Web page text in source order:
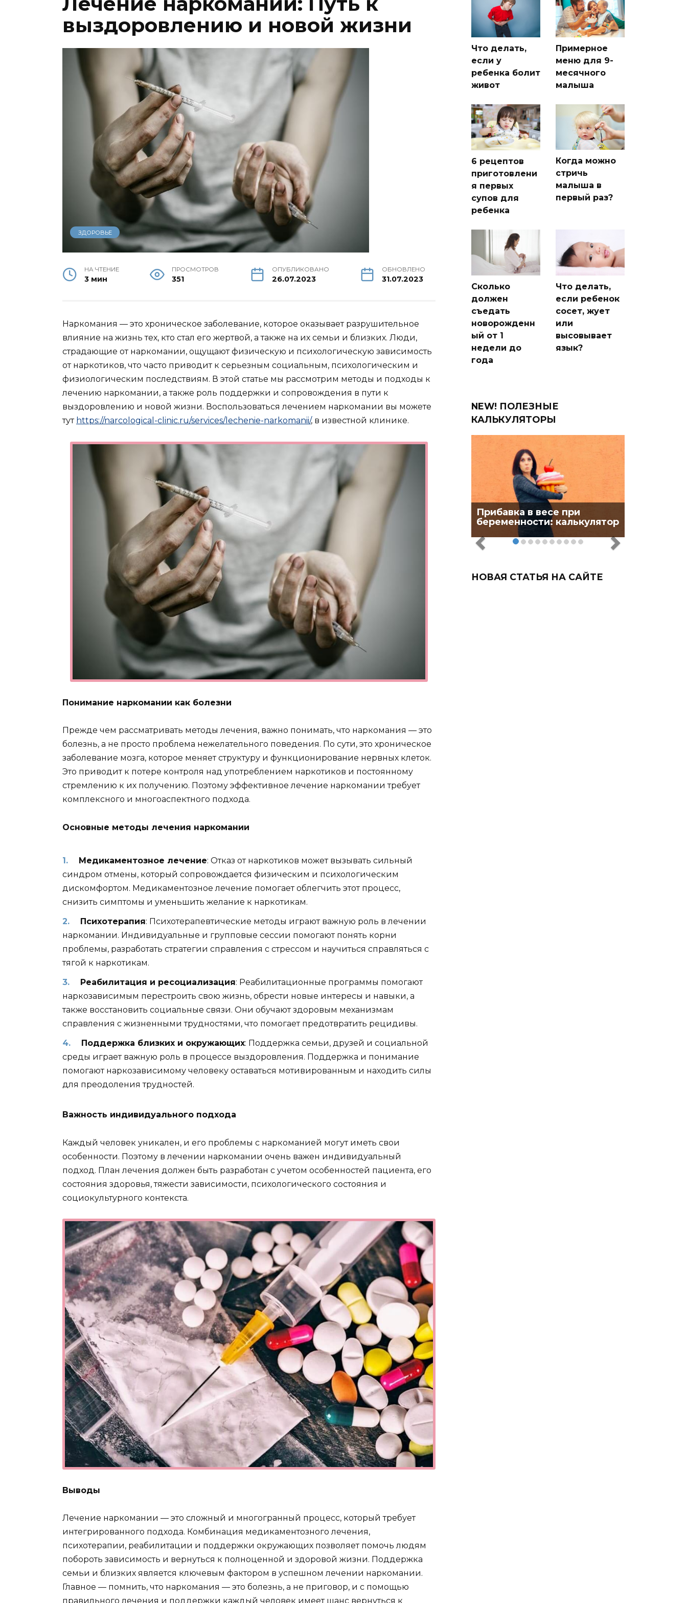
выздоровлению и новой жизни
ЗДОРОВЬЕ
НА ЧТЕНИЕ
3 мин
ПРОСМОТРОВ
351
ОПУБЛИКОВАНО
26.07.2023
ОБНОВЛЕНО
31.07.2023
Наркомания — это хроническое заболевание, которое оказывает разрушительное
влияние на жизнь тех, кто стал его жертвой, а также на их семьи и близких. Люди,
страдающие от наркомании, ощущают физическую и психологическую зависимость
от наркотиков, что часто приводит к серьезным социальным, психологическим и
физиологическим последствиям. В этой статье мы рассмотрим методы и подходы к
лечению наркомании, а также роль поддержки и сопровождения в пути к
выздоровлению и новой жизни. Воспользоваться лечением наркомании вы можете
тут https://narcological-clinic.ru/services/lechenie-narkomanii/, в известной клинике.
Понимание наркомании как болезни
Прежде чем рассматривать методы лечения, важно понимать, что наркомания — это
болезнь, а не просто проблема нежелательного поведения. По сути, это хроническое
заболевание мозга, которое меняет структуру и функционирование нервных клеток.
Это приводит к потере контроля над употреблением наркотиков и постоянному
стремлению к их получению. Поэтому эффективное лечение наркомании требует
комплексного и многоаспектного подхода.
Основные методы лечения наркомании
Медикаментозное лечение: Отказ от наркотиков может вызывать сильный
синдром отмены, который сопровождается физическим и психологическим
дискомфортом. Медикаментозное лечение помогает облегчить этот процесс,
снизить симптомы и уменьшить желание к наркотикам.
Психотерапия: Психотерапевтические методы играют важную роль в лечении
наркомании. Индивидуальные и групповые сессии помогают понять корни
проблемы, разработать стратегии справления с стрессом и научиться справляться с
тягой к наркотикам.
Реабилитация и ресоциализация: Реабилитационные программы помогают
наркозависимым перестроить свою жизнь, обрести новые интересы и навыки, а
также восстановить социальные связи. Они обучают здоровым механизмам
справления с жизненными трудностями, что помогает предотвратить рецидивы.
Поддержка близких и окружающих: Поддержка семьи, друзей и социальной
среды играет важную роль в процессе выздоровления. Поддержка и понимание
помогают наркозависимому человеку оставаться мотивированным и находить силы
для преодоления трудностей.
Важность индивидуального подхода
Каждый человек уникален, и его проблемы с наркоманией могут иметь свои
особенности. Поэтому в лечении наркомании очень важен индивидуальный
подход. План лечения должен быть разработан с учетом особенностей пациента, его
состояния здоровья, тяжести зависимости, психологического состояния и
социокультурного контекста.
Выводы
Лечение наркомании — это сложный и многогранный процесс, который требует
интегрированного подхода. Комбинация медикаментозного лечения,
психотерапии, реабилитации и поддержки окружающих позволяет помочь людям
побороть зависимость и вернуться к полноценной и здоровой жизни. Поддержка
семьи и близких является ключевым фактором в успешном лечении наркомании.
Главное — помнить, что наркомания — это болезнь, а не приговор, и с помощью
правильного лечения и поддержки каждый человек имеет шанс вернуться к
Что делать,
если у
ребенка болит
живот
Примерное
меню для 9-
месячного
малыша
6 рецептов
приготовлени
я первых
супов для
ребенка
Когда можно
стричь
малыша в
первый раз?
Сколько
должен
съедать
новорожденн
ый от 1
недели до
года
Что делать,
если ребенок
сосет, жует
или
высовывает
язык?
NEW! ПОЛЕЗНЫЕ
КАЛЬКУЛЯТОРЫ
Прибавка в весе при
беременности: калькулятор
НОВАЯ СТАТЬЯ НА САЙТЕ